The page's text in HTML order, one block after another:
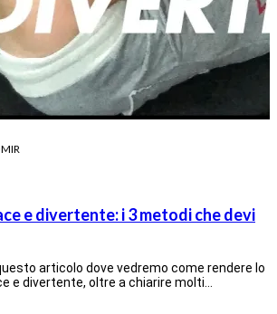
e divertente: i 3 metodi che devi
articolo dove vedremo come rendere lo
e divertente, oltre a chiarire molti…